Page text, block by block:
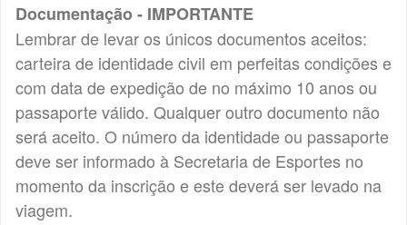
Documentação - IMPORTANTE
Lembrar de levar os únicos documentos aceitos:
carteira de identidade civil em perfeitas condições e
com data de expedição de no máximo 10 anos ou
passaporte válido. Qualquer outro documento não
será aceito. O número da identidade ou passaporte
deve ser informado à Secretaria de Esportes no
momento da inscrição e este deverá ser levado na
viagem.